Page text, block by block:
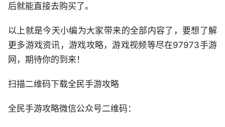
后就能直接去购买了。
以上就是今天小编为大家带来的全部内容了，要想了解
更多游戏资讯，游戏攻略，游戏视频等尽在97973手游
网，期待你的到来！
扫描二维码下载全民手游攻略
全民手游攻略微信公众号二维码：